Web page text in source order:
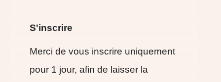
S'inscrire
Merci de vous inscrire uniquement
pour 1 jour, afin de laisser la